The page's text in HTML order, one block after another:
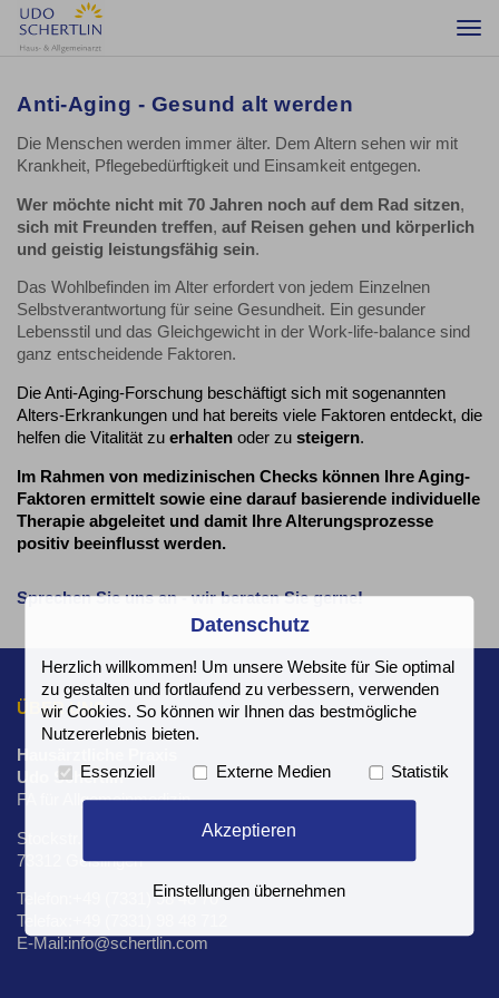
Anti-Aging - Gesund alt werden
Die Menschen werden immer älter. Dem Altern sehen wir mit
Krankheit, Pflegebedürftigkeit und Einsamkeit entgegen.
Wer möchte nicht mit 70 Jahren noch auf dem Rad sitzen,
sich mit Freunden treffen, auf Reisen gehen und körperlich
und geistig leistungsfähig sein.
Das Wohlbefinden im Alter erfordert von jedem Einzelnen
Selbstverantwortung für seine Gesundheit. Ein gesunder
Lebensstil und das Gleichgewicht in der Work-life-balance sind
ganz entscheidende Faktoren.
Die Anti-Aging-Forschung beschäftigt sich mit sogenannten
Alters-Erkrankungen und hat bereits viele Faktoren entdeckt, die
helfen die Vitalität zu erhalten oder zu steigern.
Im Rahmen von medizinischen Checks können Ihre Aging-
Faktoren ermittelt sowie eine darauf basierende individuelle
Therapie abgeleitet und damit Ihre Alterungsprozesse
positiv beeinflusst werden.
Sprechen Sie uns an - wir beraten Sie gerne!
ÜBER UNS
Hausärztliche Praxis
Udo Schertlin
FA für Allgemeinmedizin
Stockstr. 2
73312 Geislingen
Telefon:+49 (7331) 98 48 70
Telefax:+49 (7331) 98 48 712
E-Mail:info@schertlin.com
Datenschutz
Herzlich willkommen! Um unsere Website für Sie optimal
zu gestalten und fortlaufend zu verbessern, verwenden
wir Cookies. So können wir Ihnen das bestmögliche
Nutzererlebnis bieten.
Essenziell Externe Medien Statistik
Akzeptieren
Einstellungen übernehmen